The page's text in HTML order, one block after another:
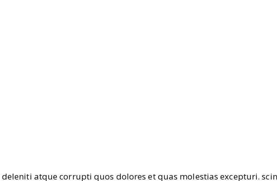
atque corrupti quos dolores et quas molestias excepturi.